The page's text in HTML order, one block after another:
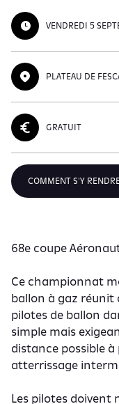
VENDREDI 5
PLATEAU DE
GRATUIT
COMMENT S'Y
68e coupe
Ce championnat
ballon à gaz réunit
pilotes de ballon
simple mais
distance possible
atterrissage
Les pilotes doivent